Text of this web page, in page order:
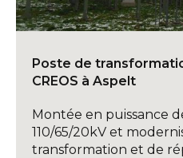
Poste de
CREOS à Aspelt
Montée en puissance
110/65/20kV et
transformation et de